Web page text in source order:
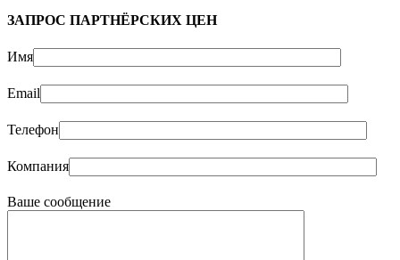
ЗАПРОС ПАРТНЁРСКИХ ЦЕН
Имя
Email
Телефон
Компания
Ваше сообщение